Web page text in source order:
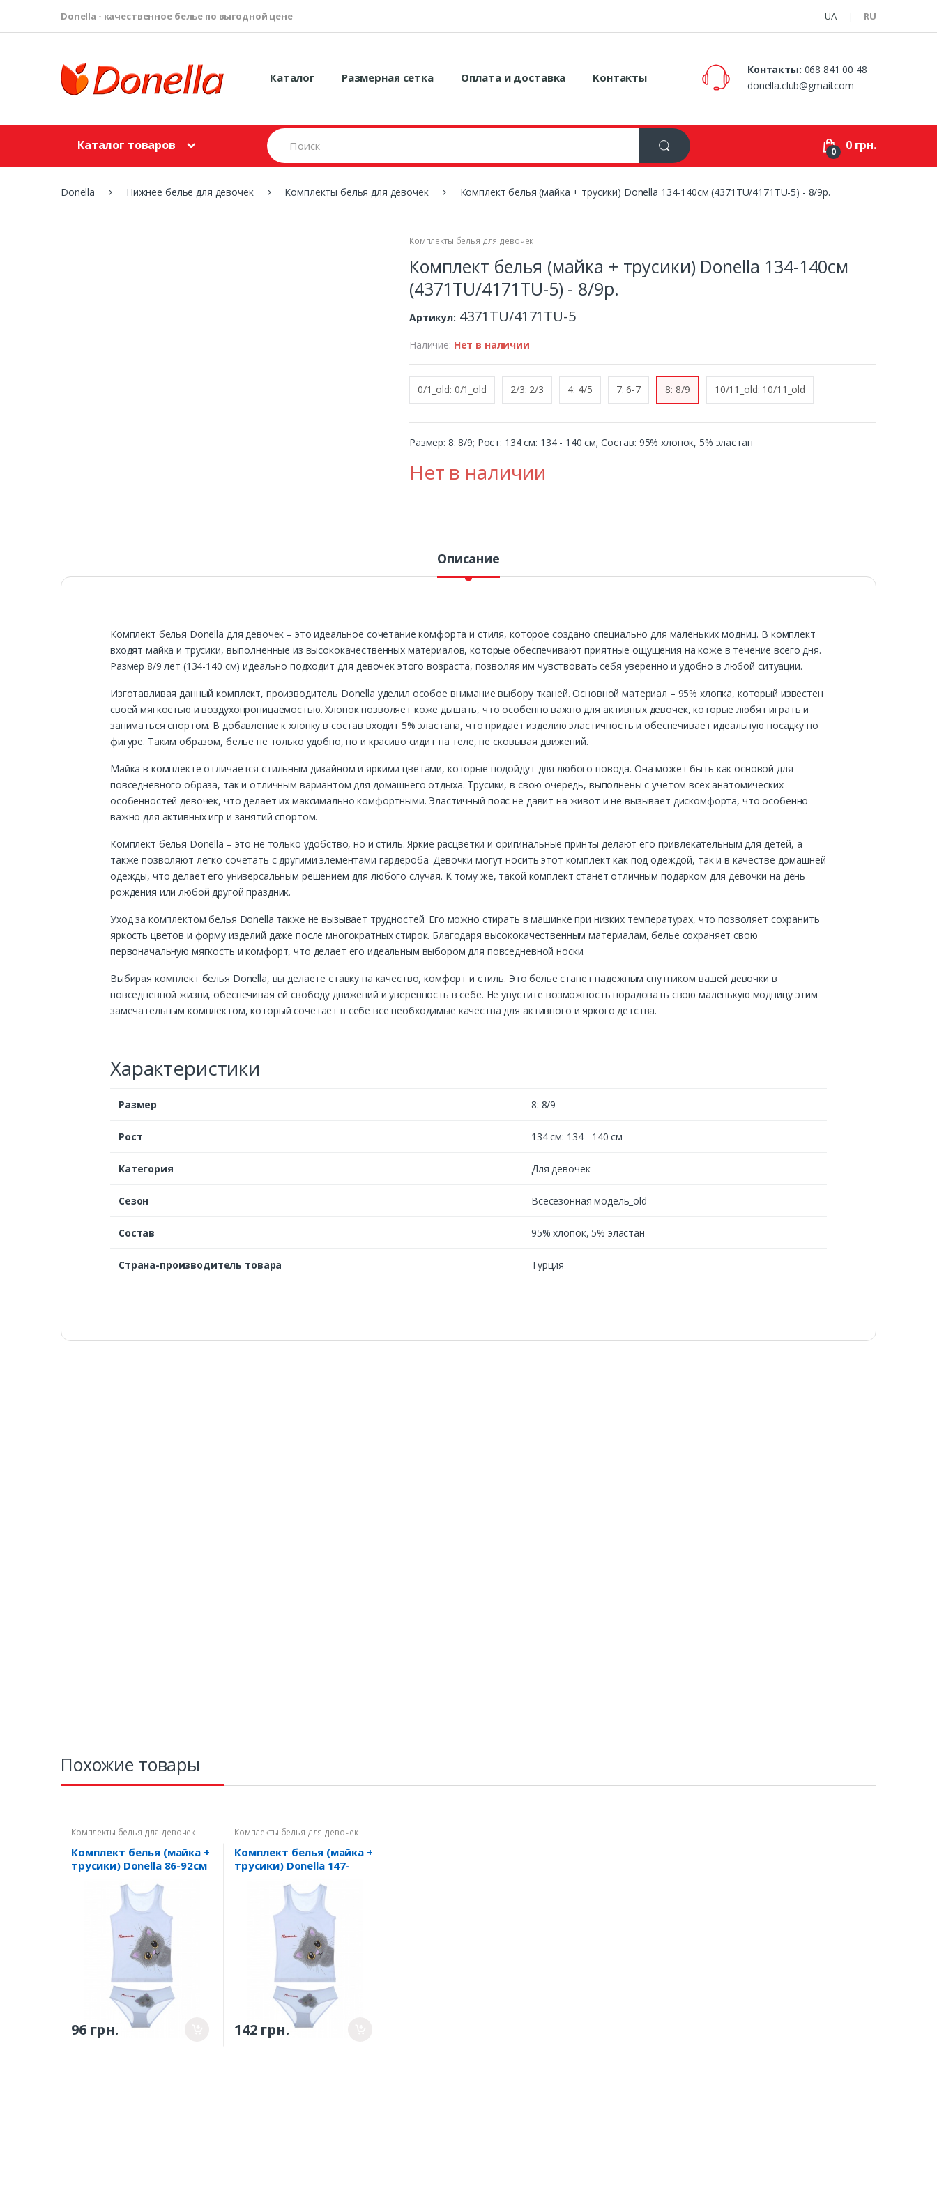
Donella - качественное белье по выгодной цене UA RU
Каталог Размерная сетка Оплата и доставка Контакты
Контакты: 068 841 00 48
donella.club@gmail.com
Каталог товаров
S
e
a
r
h
0 0 грн.
Donella Нижнее белье для девочек Комплекты белья для девочек Комплект белья (майка + трусики) Donella 134-140см (4371TU/4171TU-5) - 8/9р.
Комплекты белья для девочек
Комплект белья (майка + трусики) Donella 134-140см
(4371TU/4171TU-5) - 8/9р.
Артикул: 4371TU/4171TU-5
Наличие: Нет в наличии
0/1_old: 0/1_old 2/3: 2/3 4: 4/5 7: 6-7 8: 8/9 10/11_old: 10/11_old
Размер: 8: 8/9; Рост: 134 см: 134 - 140 см; Состав: 95% хлопок, 5% эластан
Нет в наличии
Описание
Комплект белья Donella для девочек – это идеальное сочетание комфорта и стиля, которое создано специально для маленьких модниц. В комплект
входят майка и трусики, выполненные из высококачественных материалов, которые обеспечивают приятные ощущения на коже в течение всего дня.
Размер 8/9 лет (134-140 см) идеально подходит для девочек этого возраста, позволяя им чувствовать себя уверенно и удобно в любой ситуации.
Изготавливая данный комплект, производитель Donella уделил особое внимание выбору тканей. Основной материал – 95% хлопка, который известен
своей мягкостью и воздухопроницаемостью. Хлопок позволяет коже дышать, что особенно важно для активных девочек, которые любят играть и
заниматься спортом. В добавление к хлопку в состав входит 5% эластана, что придаёт изделию эластичность и обеспечивает идеальную посадку по
фигуре. Таким образом, белье не только удобно, но и красиво сидит на теле, не сковывая движений.
Майка в комплекте отличается стильным дизайном и яркими цветами, которые подойдут для любого повода. Она может быть как основой для
повседневного образа, так и отличным вариантом для домашнего отдыха. Трусики, в свою очередь, выполнены с учетом всех анатомических
особенностей девочек, что делает их максимально комфортными. Эластичный пояс не давит на живот и не вызывает дискомфорта, что особенно
важно для активных игр и занятий спортом.
Комплект белья Donella – это не только удобство, но и стиль. Яркие расцветки и оригинальные принты делают его привлекательным для детей, а
также позволяют легко сочетать с другими элементами гардероба. Девочки могут носить этот комплект как под одеждой, так и в качестве домашней
одежды, что делает его универсальным решением для любого случая. К тому же, такой комплект станет отличным подарком для девочки на день
рождения или любой другой праздник.
Уход за комплектом белья Donella также не вызывает трудностей. Его можно стирать в машинке при низких температурах, что позволяет сохранить
яркость цветов и форму изделий даже после многократных стирок. Благодаря высококачественным материалам, белье сохраняет свою
первоначальную мягкость и комфорт, что делает его идеальным выбором для повседневной носки.
Выбирая комплект белья Donella, вы делаете ставку на качество, комфорт и стиль. Это белье станет надежным спутником вашей девочки в
повседневной жизни, обеспечивая ей свободу движений и уверенность в себе. Не упустите возможность порадовать свою маленькую модницу этим
замечательным комплектом, который сочетает в себе все необходимые качества для активного и яркого детства.
Характеристики
Размер 8: 8/9
Рост 134 см: 134 - 140 см
Категория Для девочек
Сезон Всесезонная модель_old
Состав 95% хлопок, 5% эластан
Страна-производитель товара Турция
Похожие товары
Комплекты белья для девочек
Комплект белья (майка +
трусики) Donella 86-92см
96 грн.
Комплекты белья для девочек
Комплект белья (майка +
трусики) Donella 147-
(4371WBPS/4171WPS-4) -
142 грн.